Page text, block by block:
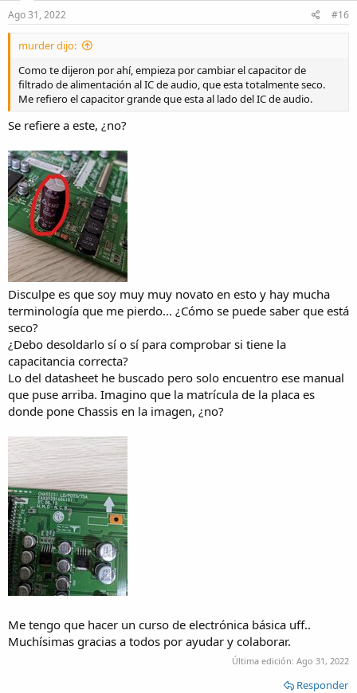
s
Ago 31, 2022 #16
murder dijo:
Como te dijeron por ahí, empieza por cambiar el capacitor de
filtrado de alimentación al IC de audio, que esta totalmente seco.
Me refiero el capacitor grande que esta al lado del IC de audio.
Se refiere a este, ¿no?
Disculpe es que soy muy muy novato en esto y hay mucha
terminología que me pierdo... ¿Cómo se puede saber que está
seco?
¿Debo desoldarlo sí o sí para comprobar si tiene la
capacitancia correcta?
Lo del datasheet he buscado pero solo encuentro ese manual
que puse arriba. Imagino que la matrícula de la placa es
donde pone Chassis en la imagen, ¿no?
Me tengo que hacer un curso de electrónica básica uff..
Muchísimas gracias a todos por ayudar y colaborar.
Última edición: Ago 31, 2022
Responder